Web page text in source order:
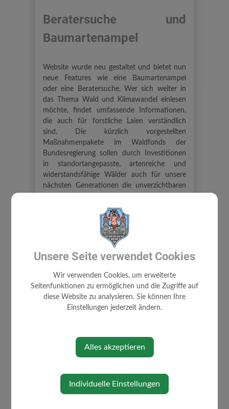
Beratersuche und
Baumartenampel
Website wurde neu gestaltet und bietet nun
neue Features wie eine Baumartenampel
oder eine Beratersuche. Wer sich weiter in
das Thema Wald und Klimawandel einlesen
möchte, findet umfassende Informationen,
die auch für forstliche Laien verständlich
sind. Die kürzlich vorgestellten
Maßnahmenpakete im Waldfonds der
Bundesregierung sollen durch Investitionen
in standortangepasste, artenreiche und
widerstandsfähige Wälder auch für unsere
nächsten Generationen die unverzichtbaren
www.klimafitterwald.at
www.waldfonds.at
Artikel von Naturland
Niederösterreich(03.02.2021/ MF)
Unsere Seite verwendet Cookies
Wir verwenden Cookies, um erweiterte
Seitenfunktionen zu ermöglichen und die Zugriffe auf
diese Website zu analysieren. Sie können Ihre
Einstellungen jederzeit ändern.
Alles akzeptieren
Individuelle Einstellungen